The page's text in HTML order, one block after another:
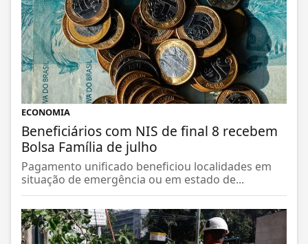
ECONOMIA
Beneficiários com NIS de final 8 recebem
Bolsa Família de julho
Pagamento unificado beneficiou localidades em
situação de emergência ou em estado de...